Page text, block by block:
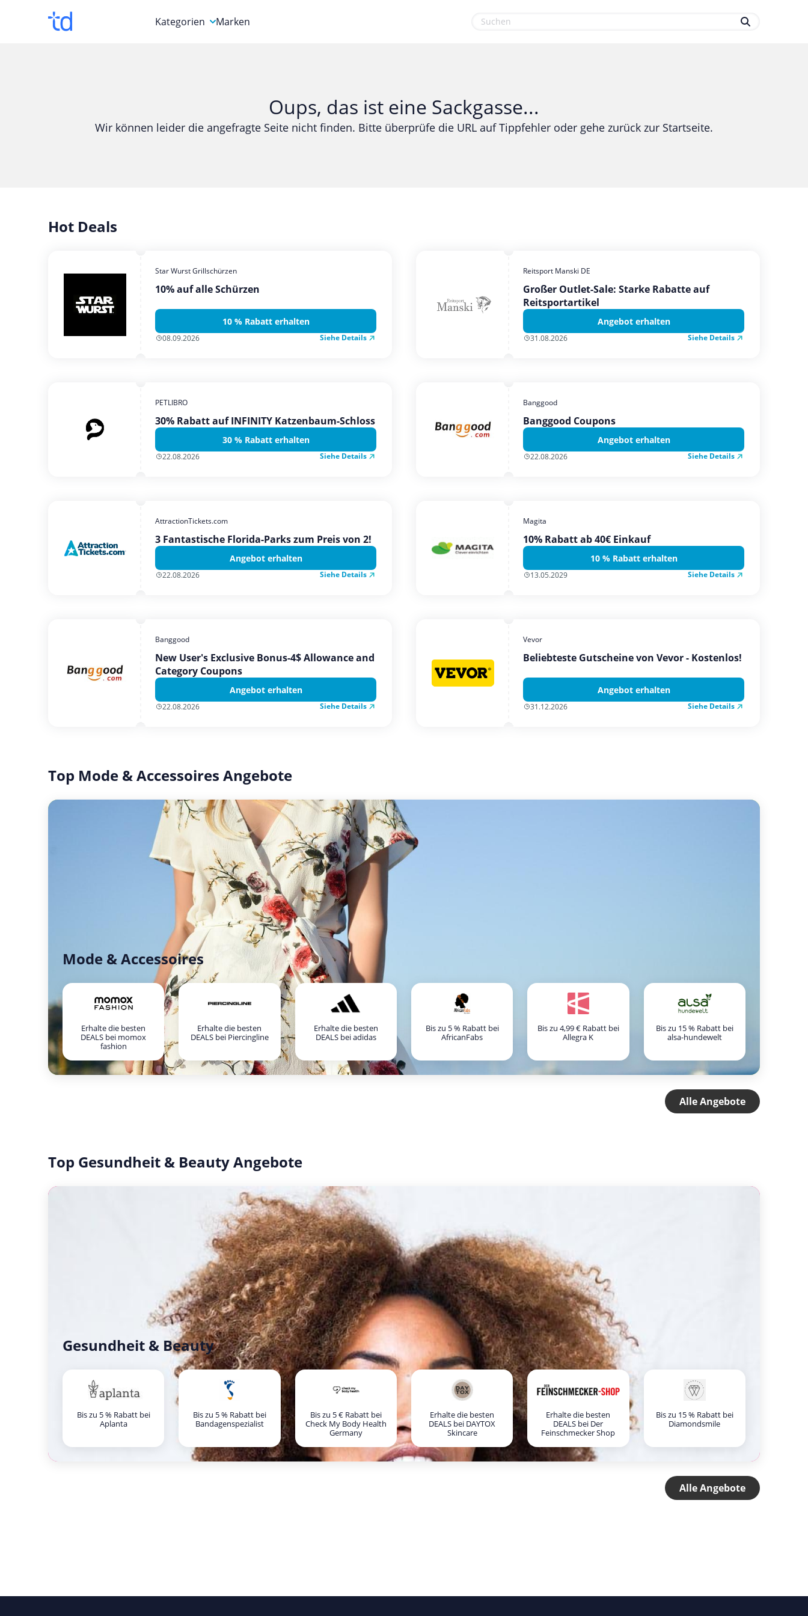
Kategorien
Computer & Elektronik
Gesundheit & Beauty
Mobilfunk & Internet
Marken
Oups, das ist eine Sackgasse...
Wir können leider die angefragte Seite nicht finden. Bitte überprüfe die URL auf Tippfehler oder gehe zurück zur Startseite.
Hot Deals
Star Wurst Grillschürzen
10% auf alle Schürzen
10 % Rabatt erhalten
08.09.2026 Siehe Details
Reitsport Manski DE
Großer Outlet-Sale: Starke Rabatte auf
Reitsportartikel
Angebot erhalten
31.08.2026 Siehe Details
PETLIBRO
30% Rabatt auf INFINITY Katzenbaum-Schloss
30 % Rabatt erhalten
22.08.2026 Siehe Details
Banggood
Banggood Coupons
Angebot erhalten
22.08.2026 Siehe Details
AttractionTickets.com
3 Fantastische Florida-Parks zum Preis von 2!
Angebot erhalten
22.08.2026 Siehe Details
Magita
10% Rabatt ab 40€ Einkauf
10 % Rabatt erhalten
13.05.2029 Siehe Details
Banggood
New User's Exclusive Bonus-4$ Allowance and
Category Coupons
Angebot erhalten
22.08.2026 Siehe Details
Vevor
Beliebteste Gutscheine von Vevor - Kostenlos!
Angebot erhalten
31.12.2026 Siehe Details
Top Mode & Accessoires Angebote
Mode & Accessoires
Erhalte die besten
DEALS bei momox
fashion
Erhalte die besten
DEALS bei Piercingline
Erhalte die besten
DEALS bei adidas
Bis zu 5 % Rabatt bei
AfricanFabs
Bis zu 4,99 € Rabatt bei
Allegra K
Bis zu 15 % Rabatt bei
alsa-hundewelt
Alle Angebote
Top Gesundheit & Beauty Angebote
Gesundheit & Beauty
Bis zu 5 % Rabatt bei
Aplanta
Bis zu 5 % Rabatt bei
Bandagenspezialist
Bis zu 5 € Rabatt bei
Check My Body Health
Germany
Erhalte die besten
DEALS bei DAYTOX
Skincare
Erhalte die besten
DEALS bei Der
Feinschmecker Shop
Bis zu 15 % Rabatt bei
Diamondsmile
Alle Angebote